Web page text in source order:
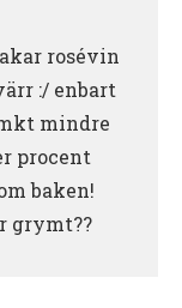
rosévin
:/ enbart
mindre
procent
baken!
grymt??